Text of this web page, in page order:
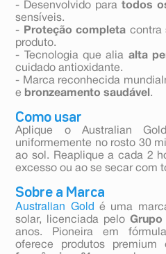
- Desenvolvido paratodos
sensíveis.
-
Proteção completa contra
produto.
- Tecnologia que alia alta
cuidado antioxidante.
- Marca reconhecida
e bronzeamento saudável .
Como usar
Aplique o Australian
uniformemente no rosto 30
ao sol. Reaplique a cada 2
excesso ou ao se secar com
Sobre a Marca
Australian Gold é uma
solar, licenciada pelo Grupo
anos. Pioneira em
oferece produtos premium